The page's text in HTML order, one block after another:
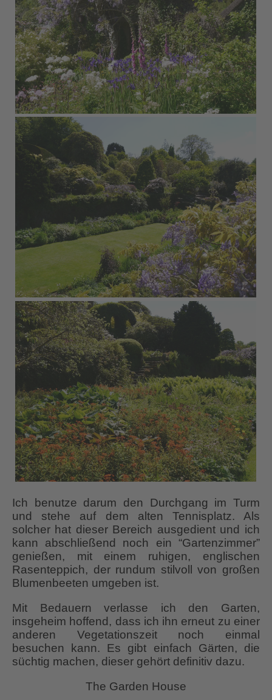
Ich benutze darum den Durchgang im Turm
und stehe auf dem alten Tennisplatz. Als
solcher hat dieser Bereich ausgedient und ich
kann abschließend noch ein “Gartenzimmer”
genießen, mit einem ruhigen, englischen
Rasenteppich, der rundum stilvoll von großen
Blumenbeeten umgeben ist.
Mit Bedauern verlasse ich den Garten,
insgeheim hoffend, dass ich ihn erneut zu einer
anderen Vegetationszeit noch einmal
besuchen kann. Es gibt einfach Gärten, die
süchtig machen, dieser gehört definitiv dazu.
The Garden House